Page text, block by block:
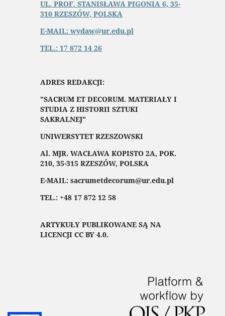
UL. PROF. STANISŁAWA PIGONIA 6, 35-
310 RZESZÓW, POLSKA
E-MAIL: wydaw@ur.edu.pl
TEL.: 17 872 14 26
ADRES REDAKCJI:
"SACRUM ET DECORUM. MATERIAŁY I
STUDIA Z HISTORII SZTUKI
SAKRALNEJ"
UNIWERSYTET RZESZOWSKI
Al. MJR. WACŁAWA KOPISTO 2A, POK.
210, 35-315 RZESZÓW, POLSKA
E-MAIL: sacrumetdecorum@ur.edu.pl
TEL.: +48 17 872 12 58
ARTYKUŁY PUBLIKOWANE SĄ NA
LICENCJI CC BY 4.0.